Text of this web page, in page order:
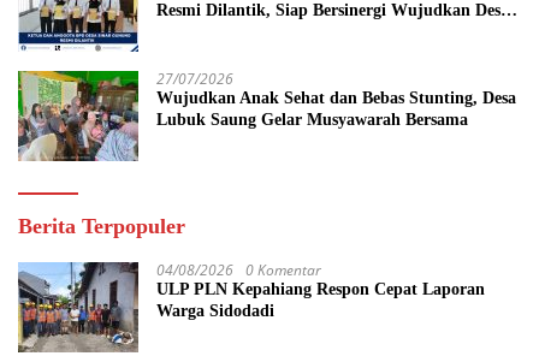
Resmi Dilantik, Siap Bersinergi Wujudkan Desa
27/07/2026
Wujudkan Anak Sehat dan Bebas Stunting, Desa
Lubuk Saung Gelar Musyawarah Bersama
Berita Terpopuler
04/08/2026 0 Komentar
ULP PLN Kepahiang Respon Cepat Laporan
Warga Sidodadi